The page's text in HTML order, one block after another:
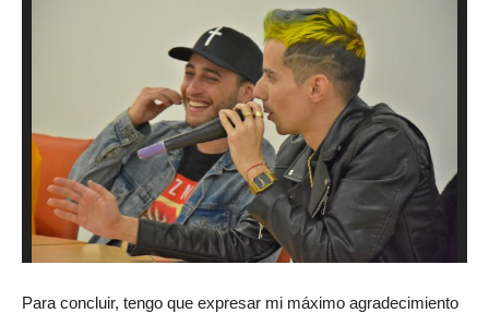
Para concluir, tengo que expresar mi máximo agradecimiento